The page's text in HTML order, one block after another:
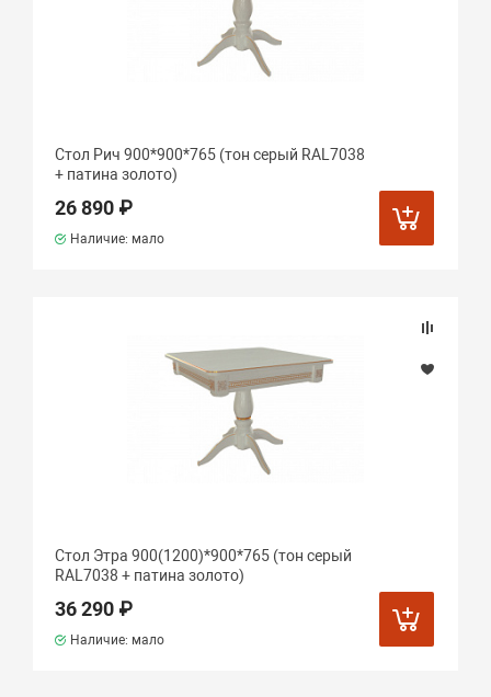
Стол Рич 900*900*765 (тон серый RAL7038
+ патина золото)
26 890 ₽
Наличие: мало
Стол Этра 900(1200)*900*765 (тон серый
RAL7038 + патина золото)
36 290 ₽
Наличие: мало